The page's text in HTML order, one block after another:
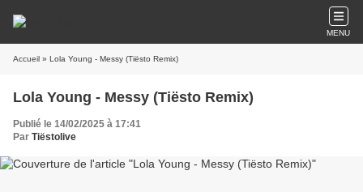
MENU
Accueil » Lola Young - Messy (Tiësto Remix)
Lola Young - Messy (Tiësto Remix)
Publié le 14/02/2025 à 17:41
Par Tiëstolive